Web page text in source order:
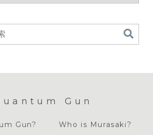
Gun
Gun?
Who is Murasaki?